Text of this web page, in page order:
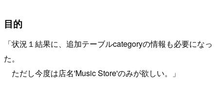
目的
「状況１結果に、追加テーブルcategoryの情報も必要になっ
た。
ただし今度は店名'Music Store'のみが欲しい。」